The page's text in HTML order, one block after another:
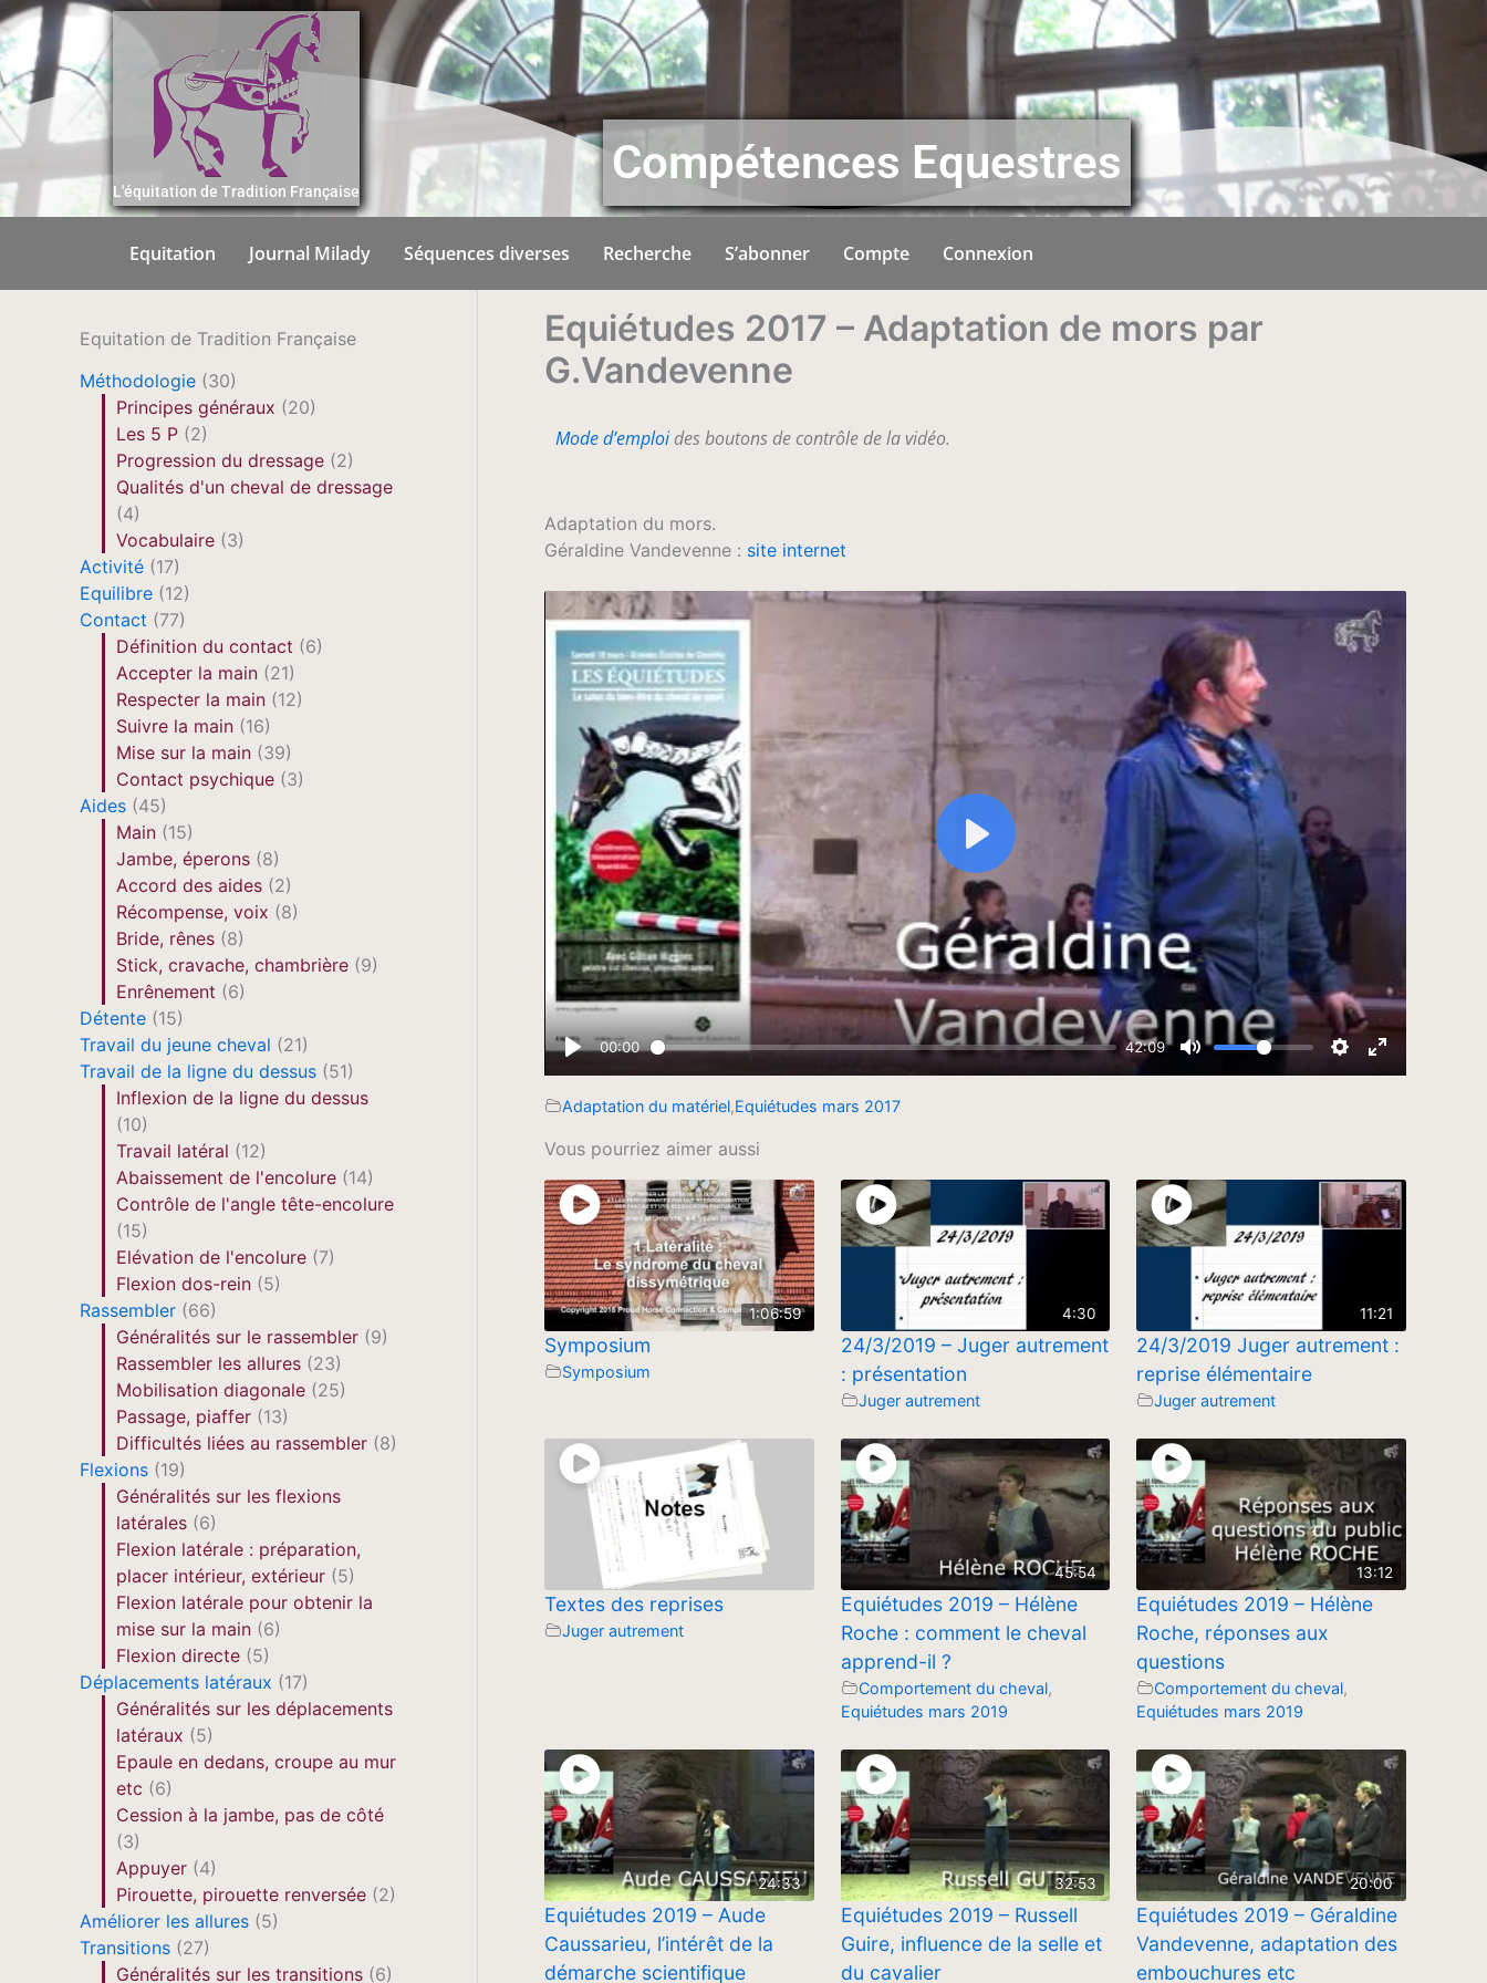
Aller
au
contenu
L'équitation de Tradition Française
Compétences Equestres
Equitation Journal Milady Séquences diverses Recherche S’abonner Compte Connexion
Equitation de Tradition Française
Méthodologie (30)
Principes généraux (20)
Les 5 P (2)
Progression du dressage (2)
Qualités d'un cheval de dressage
(4)
Vocabulaire (3)
Activité (17)
Equilibre (12)
Contact (77)
Définition du contact (6)
Accepter la main (21)
Respecter la main (12)
Suivre la main (16)
Mise sur la main (39)
Contact psychique (3)
Aides (45)
Main (15)
Jambe, éperons (8)
Accord des aides (2)
Récompense, voix (8)
Bride, rênes (8)
Stick, cravache, chambrière (9)
Enrênement (6)
Détente (15)
Travail du jeune cheval (21)
Travail de la ligne du dessus (51)
Inflexion de la ligne du dessus
(10)
Travail latéral (12)
Abaissement de l'encolure (14)
Contrôle de l'angle tête-encolure
(15)
Elévation de l'encolure (7)
Flexion dos-rein (5)
Rassembler (66)
Généralités sur le rassembler (9)
Rassembler les allures (23)
Mobilisation diagonale (25)
Passage, piaffer (13)
Difficultés liées au rassembler (8)
Flexions (19)
Généralités sur les flexions
latérales (6)
Flexion latérale : préparation,
placer intérieur, extérieur (5)
Flexion latérale pour obtenir la
mise sur la main (6)
Flexion directe (5)
Déplacements latéraux (17)
Généralités sur les déplacements
latéraux (5)
Epaule en dedans, croupe au mur
etc (6)
Cession à la jambe, pas de côté
(3)
Appuyer (4)
Pirouette, pirouette renversée (2)
Améliorer les allures (5)
Transitions (27)
Généralités sur les transitions (6)
Equiétudes 2017 – Adaptation de mors par
G.Vandevenne
Mode d’emploides boutons de contrôle de la vidéo.
Adaptation du mors.
Géraldine Vandevenne : site internet
Adaptation du matériel,Equiétudes mars 2017
Vous pourriez aimer aussi
1:06:59
Symposium
Symposium
4:30
24/3/2019 – Juger autrement
: présentation
Juger autrement
11:21
24/3/2019 Juger autrement :
reprise élémentaire
Juger autrement
Textes des reprises
Juger autrement
45:54
Equiétudes 2019 – Hélène
Roche : comment le cheval
apprend-il ?
Comportement du cheval,
Equiétudes mars 2019
13:12
Equiétudes 2019 – Hélène
Roche, réponses aux
questions
Comportement du cheval,
Equiétudes mars 2019
24:33
Equiétudes 2019 – Aude
Caussarieu, l’intérêt de la
démarche scientifique
32:53
Equiétudes 2019 – Russell
Guire, influence de la selle et
du cavalier
20:00
Equiétudes 2019 – Géraldine
Vandevenne, adaptation des
embouchures etc